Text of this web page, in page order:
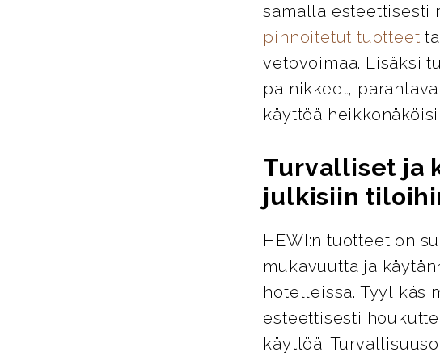
samalla esteettisesti
pinnoitetut tuotteet
vetovoimaa. Lisäksi
painikkeet,
käyttöä
Turvalliset ja
julkisiin
HEWI:n tuotteet on
mukavuutta ja
hotelleissa. Tyylikäs
esteettisesti
käyttöä.